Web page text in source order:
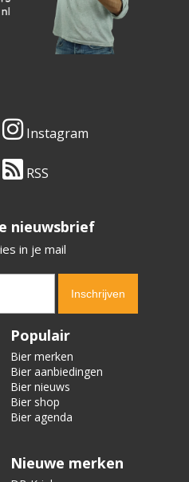
Instagram
RSS
nieuwsbrief
in je mail
Populair
Bier merken
Bier aanbiedingen
Bier nieuws
Bier shop
Bier agenda
Nieuwe merken